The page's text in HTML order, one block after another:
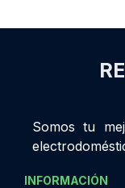
Somos tu
INFORMACIÓN